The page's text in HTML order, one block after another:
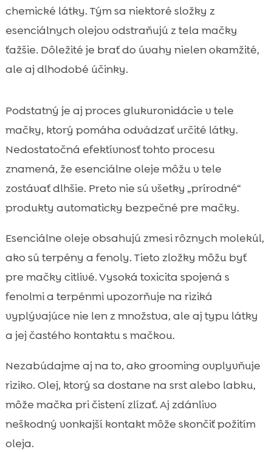
chemické látky. Tým sa niektoré složky z
esenciálnych olejov odstraňujú z tela mačky
ťažšie. Dôležité je brať do úvahy nielen okamžité,
ale aj dlhodobé účinky.
Podstatný je aj proces glukuronidácie v tele
mačky, ktorý pomáha odvádzať určité látky.
Nedostatočná efektívnosť tohto procesu
znamená, že esenciálne oleje môžu v tele
zostávať dlhšie. Preto nie sú všetky „prírodné“
produkty automaticky bezpečné pre mačky.
Esenciálne oleje obsahujú zmesi rôznych molekúl,
ako sú terpény a fenoly. Tieto zložky môžu byť
pre mačky citlivé. Vysoká toxicita spojená s
fenolmi a terpénmi upozorňuje na riziká
vyplývajúce nie len z množstva, ale aj typu látky
a jej častého kontaktu s mačkou.
Nezabúdajme aj na to, ako grooming ovplyvňuje
riziko. Olej, ktorý sa dostane na srst alebo labku,
môže mačka pri čistení zlízať. Aj zdánlivo
neškodný vonkajší kontakt môže skončiť požitím
oleja.